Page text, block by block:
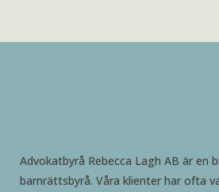
Advokatbyrå Rebecca Lagh AB är en
barnrättsbyrå. Våra klienter har ofta